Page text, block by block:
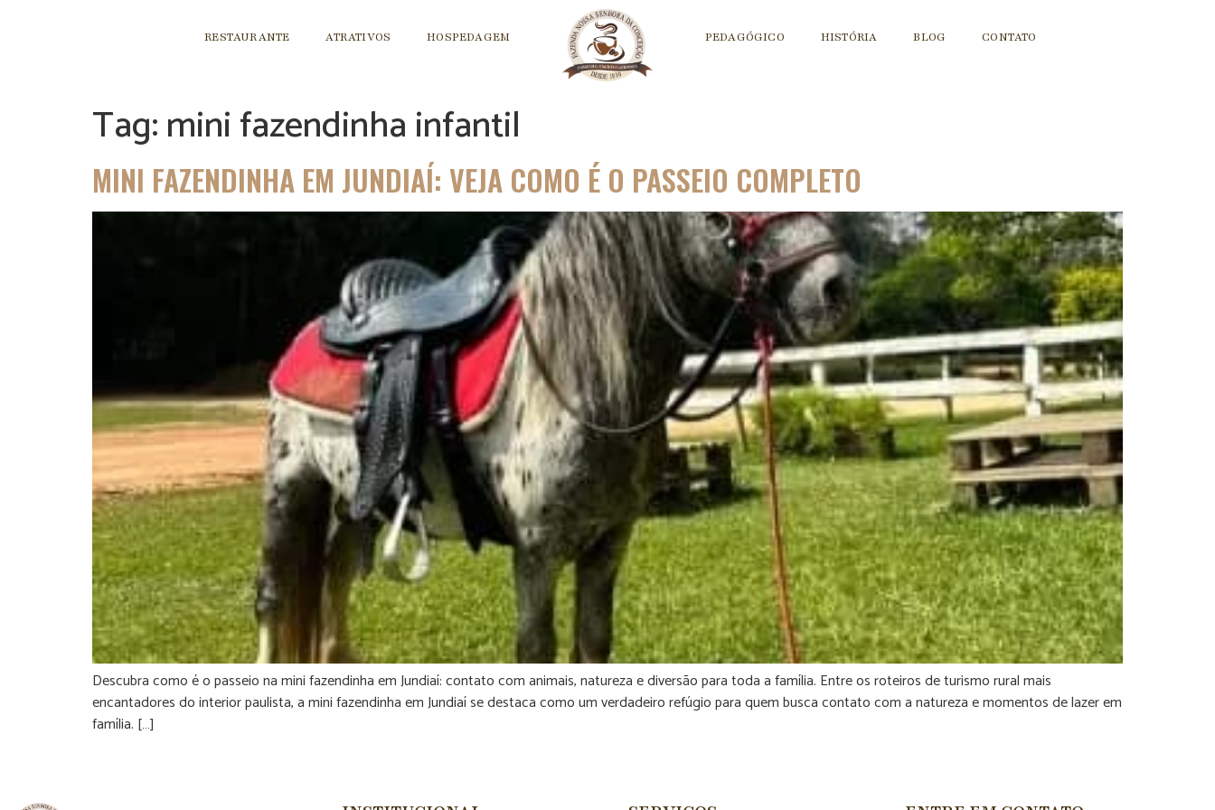
RESTAURANTE ATRATIVOS HOSPEDAGEM PEDAGÓGICO HISTÓRIA BLOG CONTATO
Tag:mini fazendinha infantil
MINI FAZENDINHA EM JUNDIAÍ: VEJA COMO É O PASSEIO COMPLETO
Descubra como é o passeio na mini fazendinha em Jundiaí: contato com animais, natureza e diversão para toda a família. Entre os roteiros de turismo rural mais
encantadores do interior paulista, a mini fazendinha em Jundiaí se destaca como um verdadeiro refúgio para quem busca contato com a natureza e momentos de lazer em
família. […]